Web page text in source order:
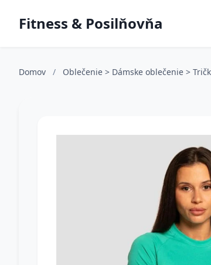
Fitness & Posilňovňa
Domov / Oblečenie > Dámske oblečenie >